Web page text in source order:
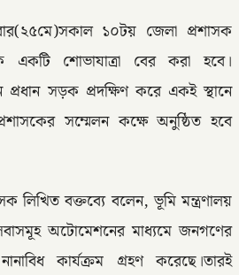
১০টয় জেলা প্রশাসক
একটি শোভাযাত্রা বের করা হবে।
প্রধান সড়ক প্রদক্ষিণ করে একই স্থানে
সম্মেলন কক্ষে অনুষ্ঠিত হবে
লিখিত বক্তব্যে বলেন, ভূমি মন্ত্রণালয়
অটোমেশনের মাধ্যমে জনগণের
কার্যক্রম গ্রহণ করেছে।তারই